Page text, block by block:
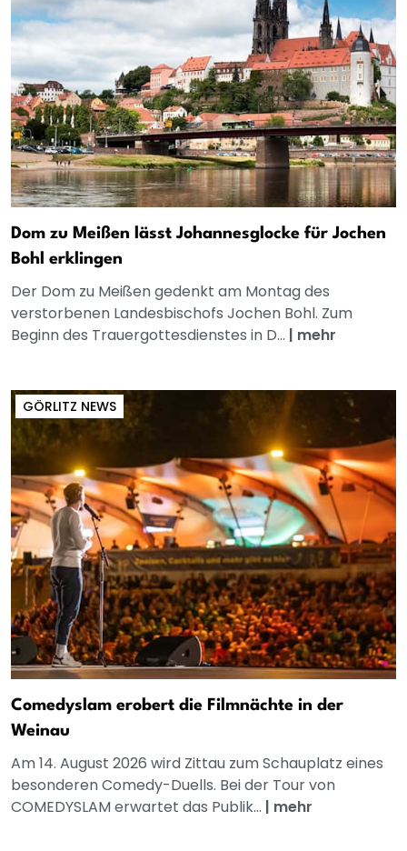
Dom zu Meißen lässt Johannesglocke für Jochen
Bohl erklingen
Der Dom zu Meißen gedenkt am Montag des
verstorbenen Landesbischofs Jochen Bohl. Zum
Beginn des Trauergottesdienstes in D... | mehr
GÖRLITZ NEWS
Comedyslam erobert die Filmnächte in der
Weinau
Am 14. August 2026 wird Zittau zum Schauplatz eines
besonderen Comedy-Duells. Bei der Tour von
COMEDYSLAM erwartet das Publik... | mehr